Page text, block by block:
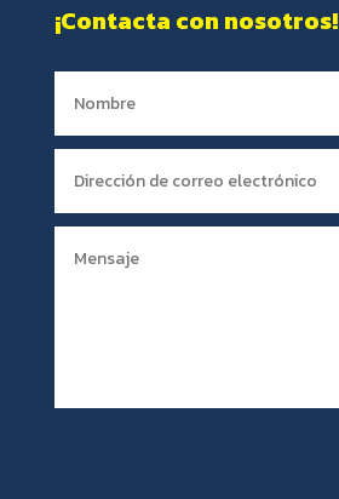
¡Contacta con nosotros!